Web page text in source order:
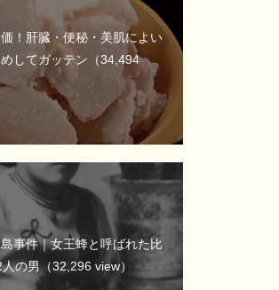
！肝臓・便秘・美肌によい
してガッテン （34,494
事件｜女王蜂と呼ばれた比
の男（32,296 view）